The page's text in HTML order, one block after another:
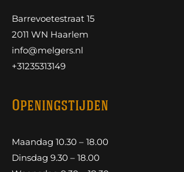
Barrevoetestraat 15
2011 WN Haarlem
info@melgers.nl
+31235313149
Openingstijden
Maandag 10.30 – 18.00
Dinsdag 9.30 – 18.00